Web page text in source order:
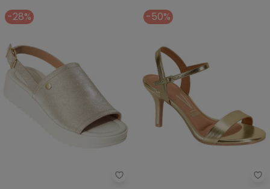
-28%
Vizzano - Sandália Vizzano
-50%